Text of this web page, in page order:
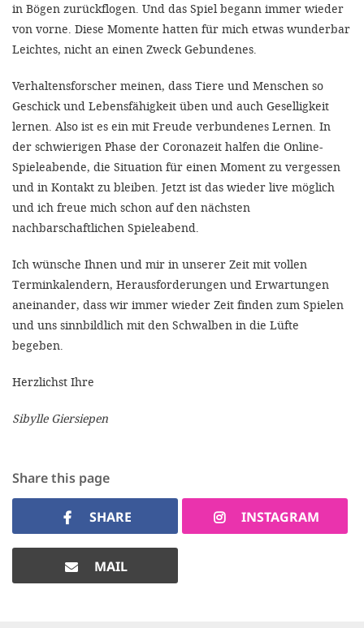
in Bögen zurückflogen. Und das Spiel begann immer wieder
von vorne. Diese Momente hatten für mich etwas wunderbar
Leichtes, nicht an einen Zweck Gebundenes.
Verhaltensforscher meinen, dass Tiere und Menschen so
Geschick und Lebensfähigkeit üben und auch Geselligkeit
lernen. Also ist es ein mit Freude verbundenes Lernen. In
der schwierigen Phase der Coronazeit halfen die Online-
Spieleabende, die Situation für einen Moment zu vergessen
und in Kontakt zu bleiben. Jetzt ist das wieder live möglich
und ich freue mich schon auf den nächsten
nachbarschaftlichen Spieleabend.
Ich wünsche Ihnen und mir in unserer Zeit mit vollen
Terminkalendern, Herausforderungen und Erwartungen
aneinander, dass wir immer wieder Zeit finden zum Spielen
und uns sinnbildlich mit den Schwalben in die Lüfte
begeben.
Herzlichst Ihre
Sibylle Giersiepen
Share this page
SHARE INSTAGRAM
MAIL
DECLINE